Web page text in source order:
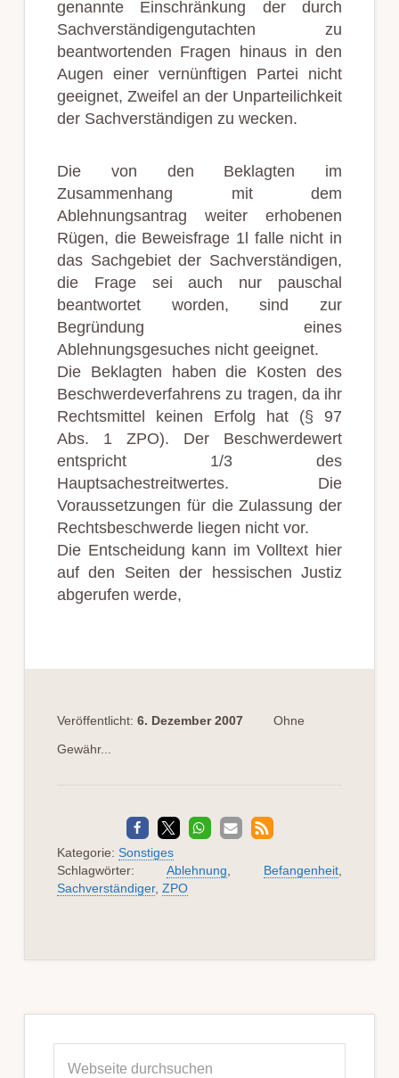
genannte Einschränkung der durch
Sachverständigengutachten zu
beantwortenden Fragen hinaus in den
Augen einer vernünftigen Partei nicht
geeignet, Zweifel an der Unparteilichkeit
der Sachverständigen zu wecken.
Die von den Beklagten im
Zusammenhang mit dem
Ablehnungsantrag weiter erhobenen
Rügen, die Beweisfrage 1l falle nicht in
das Sachgebiet der Sachverständigen,
die Frage sei auch nur pauschal
beantwortet worden, sind zur
Begründung eines
Ablehnungsgesuches nicht geeignet.
Die Beklagten haben die Kosten des
Beschwerdeverfahrens zu tragen, da ihr
Rechtsmittel keinen Erfolg hat (§ 97
Abs. 1 ZPO). Der Beschwerdewert
entspricht 1/3 des
Hauptsachestreitwertes. Die
Voraussetzungen für die Zulassung der
Rechtsbeschwerde liegen nicht vor.
Die Entscheidung kann im Volltext hier
auf den Seiten der hessischen Justiz
abgerufen werde,
Veröffentlicht: 6. Dezember 2007
Ohne
Gewähr...
Kategorie: Sonstiges
Schlagwörter: Ablehnung Befangenheit
Sachverständiger, ZPO